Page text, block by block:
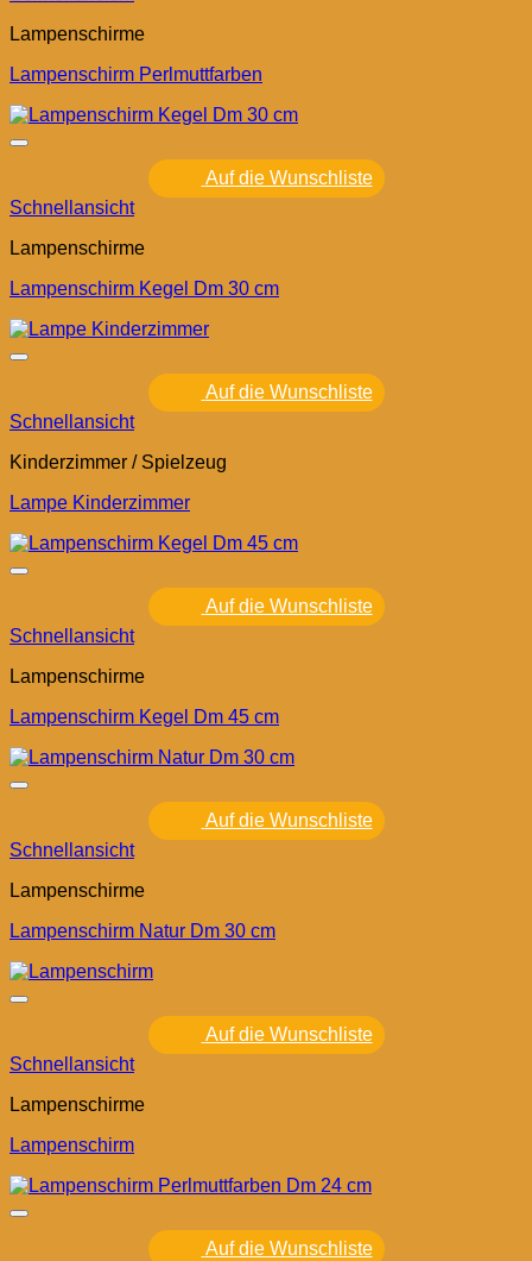
Lampenschirme
Lampenschirm Perlmuttfarben
Auf die Wunschliste
Schnellansicht
Lampenschirme
Lampenschirm Kegel Dm 30 cm
Auf die Wunschliste
Schnellansicht
Kinderzimmer / Spielzeug
Lampe Kinderzimmer
Auf die Wunschliste
Schnellansicht
Lampenschirme
Lampenschirm Kegel Dm 45 cm
Auf die Wunschliste
Schnellansicht
Lampenschirme
Lampenschirm Natur Dm 30 cm
Auf die Wunschliste
Schnellansicht
Lampenschirme
Lampenschirm
Auf die Wunschliste